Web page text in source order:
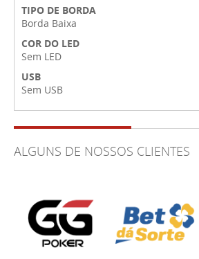
TIPO DE BORDA
Borda Baixa
COR DO LED
Sem LED
USB
Sem USB
ALGUNS DE NOSSOS CLIENTES